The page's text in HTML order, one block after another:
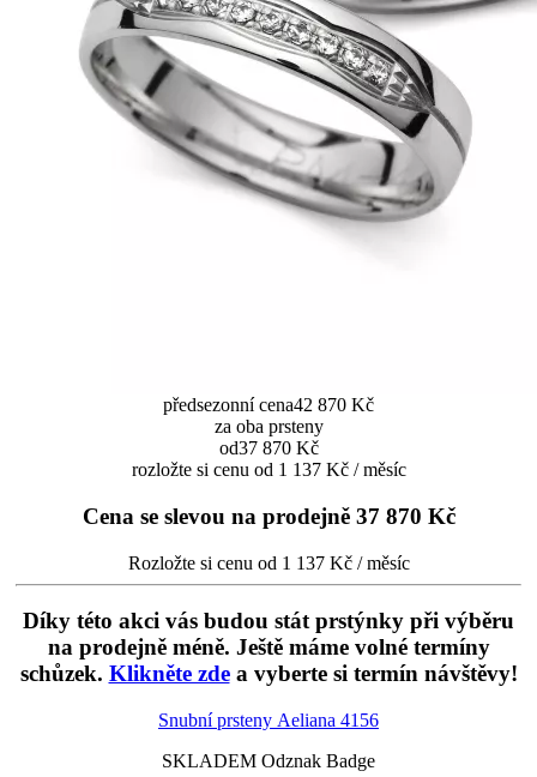
předsezonní cena42 870 Kč
za oba prsteny
od37 870 Kč
rozložte si cenu od 1 137 Kč / měsíc
Cena se slevou na prodejně 37 870 Kč
Rozložte si cenu od 1 137 Kč / měsíc
Díky této akci vás budou stát prstýnky při výběru
na prodejně méně. Ještě máme volné termíny
schůzek. Klikněte zdea vyberte si termín návštěvy!
Snubní prsteny Aeliana 4156
SKLADEM Odznak Badge